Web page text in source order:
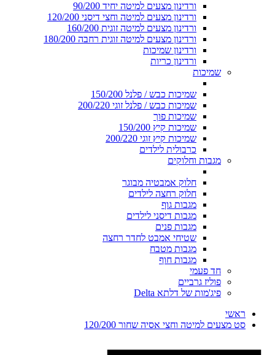
ורדינון מצעים למיטה יחיד 90/200
ורדינון מצעים למיטה וחצי דיסני 120/200
ורדינון מצעים למיטה זוגית 160/200
ורדינון מצעים למיטה זוגית רחבה 180/200
ורדינון שמיכות
ורדינון כריות
שמיכות
שמיכות כבש / פלנל 150/200
שמיכות כבש / פלנל זוגי 200/220
שמיכות פוך
שמיכות קיץ 150/200
שמיכות קיץ זוגי 200/220
כרבולית לילדים
מגבות וחלוקים
חלוק אמבטיה מבוגר
חלוק רחצה לילדים
מגבות גוף
מגבות דיסני לילדים
מגבות פנים
שטיחי אמבט לחדר רחצה
מגבות מטבח
מגבות חוף
חד פעמי
פוליז גרביים
פיג'מות של דלתא Delta
ראשי
סט מצעים למיטה וחצי אסיה שחור 120/200